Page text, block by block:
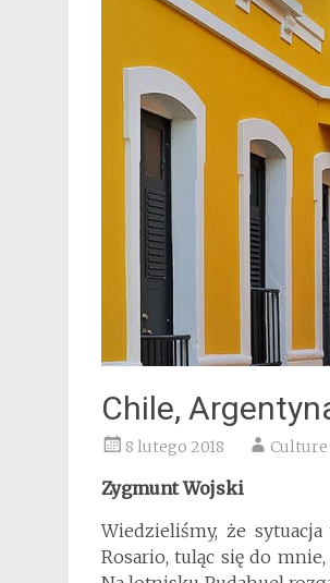
Chile,
8 lutego 2018 Culture
Zygmunt Wojski
Wiedzieliśmy, że
Rosario, tuląc się do